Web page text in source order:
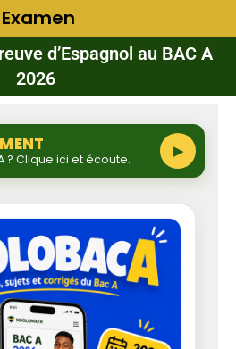
Examen
d’Espagnol au BAC A
2026
? Clique ici et écoute. ▶